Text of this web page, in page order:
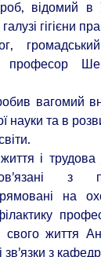
відомий в
гігієни
професор
вагомий
науки та в
і трудова
з
на
свого життя
зв’язки з